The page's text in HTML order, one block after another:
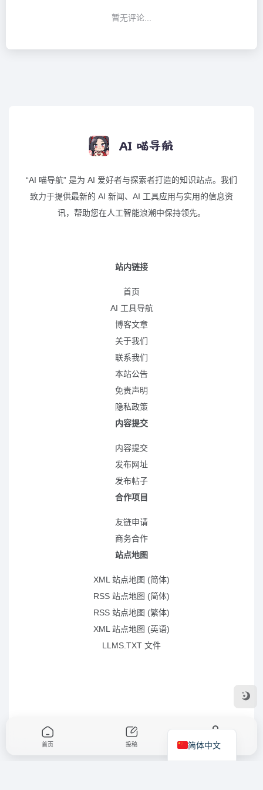
暂无评论...
“AI 喵导航” 是为 AI 爱好者与探索者打造的知识站点。我们
致力于提供最新的 AI 新闻、AI 工具应用与实用的信息资
讯，帮助您在人工智能浪潮中保持领先。
站内链接
首页
AI 工具导航
博客文章
关于我们
联系我们
本站公告
免责声明
隐私政策
内容提交
内容提交
发布网址
发布帖子
合作项目
友链申请
商务合作
站点地图
XML 站点地图 (简体)
RSS 站点地图 (简体)
RSS 站点地图 (繁体)
XML 站点地图 (英语)
LLMS.TXT 文件
首页 投稿 我的
简体中文